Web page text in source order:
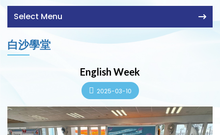
Select Menu
白沙學堂
English Week
2025-03-10